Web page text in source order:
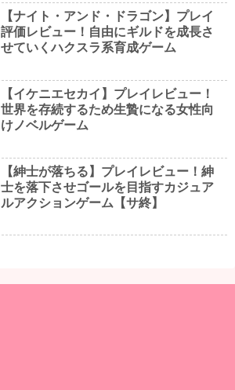
【ナイト・アンド・ドラゴン】プレイ
評価レビュー！自由にギルドを成長さ
せていくハクスラ系育成ゲーム
【イケニエセカイ】プレイレビュー！
世界を存続するため生贄になる女性向
けノベルゲーム
【紳士が落ちる】プレイレビュー！紳
士を落下させゴールを目指すカジュア
ルアクションゲーム【サ終】